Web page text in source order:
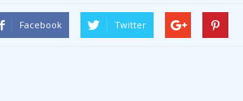
Facebook Twitter